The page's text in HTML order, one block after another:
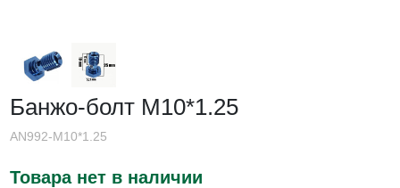
Банжо-болт М10*1.25
AN992-M10*1.25
Товара нет в наличии